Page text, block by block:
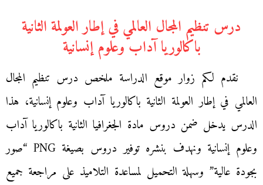
درس تنظيم المجال العالمي في إطار العولمة الثانية
باكالوريا آداب وعلوم إنسانية
نقدم لكم زوار موقع الدراسة ملخص درس تنظيم المجال
العالمي في إطار العولمة الثانية باكالوريا آداب وعلوم إنسانية، هذا
الدرس يدخل ضمن دروس مادة الجغرافيا الثانية باكالوريا آداب
وعلوم إنسانية ونهدف بنشره توفير دروس بصيغة PNG “صور
بجودة عالية” وسهلة التحميل لمساعدة التلاميذ على مراجعة جميع